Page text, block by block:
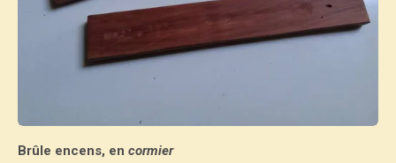
Brûle encens, en cormier